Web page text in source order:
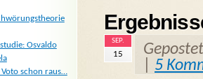
SEP.
15
5
Osvaldo
Voto schon raus…